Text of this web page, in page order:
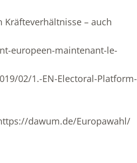
– auch
europeen-maintenant-le-
02/1.-EN-Electoral-Platform-
https://dawum.de/Europawahl/